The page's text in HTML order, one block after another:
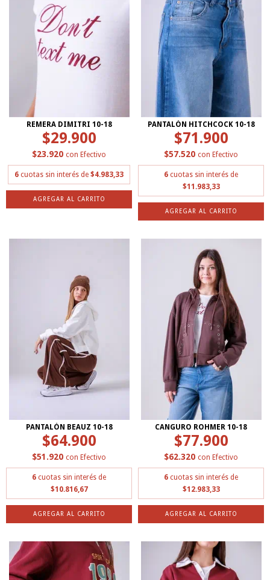
REMERA DIMITRI 10-18
$29.900
$23.920 con Efectivo
6 cuotas sin interés de $4.983,33
AGREGAR AL CARRITO
PANTALÓN HITCHCOCK 10-18
$71.900
$57.520 con Efectivo
6 cuotas sin interés de
$11.983,33
AGREGAR AL CARRITO
PANTALÓN BEAUZ 10-18
$64.900
$51.920 con Efectivo
6 cuotas sin interés de
$10.816,67
AGREGAR AL CARRITO
CANGURO ROHMER 10-18
$77.900
$62.320 con Efectivo
6 cuotas sin interés de
$12.983,33
AGREGAR AL CARRITO